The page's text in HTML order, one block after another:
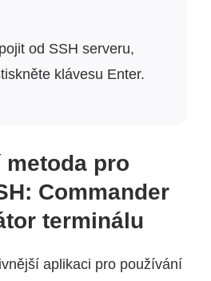
od SSH serveru,
klávesu Enter.
pro
Commander
terminálu
aplikaci pro používání